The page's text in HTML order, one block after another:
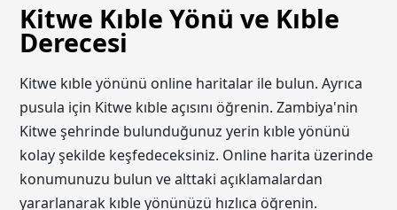
Kitwe Kıble Yönü ve Kıble
Derecesi
Kitwe kıble yönünü online haritalar ile bulun. Ayrıca
pusula için Kitwe kıble açısını öğrenin. Zambiya'nin
Kitwe şehrinde bulunduğunuz yerin kıble yönünü
kolay şekilde keşfedeceksiniz. Online harita üzerinde
konumunuzu bulun ve alttaki açıklamalardan
yararlanarak kıble yönünüzü hızlıca öğrenin.